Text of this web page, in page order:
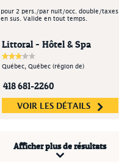
pour 2 pers./par nuit/occ. double/taxes
en sus. Valide en tout temps.
Littoral - Hôtel & Spa
Québec, Québec (région de)
418 681-2260
VOIR LES DÉTAILS
Afficher plus de résultats